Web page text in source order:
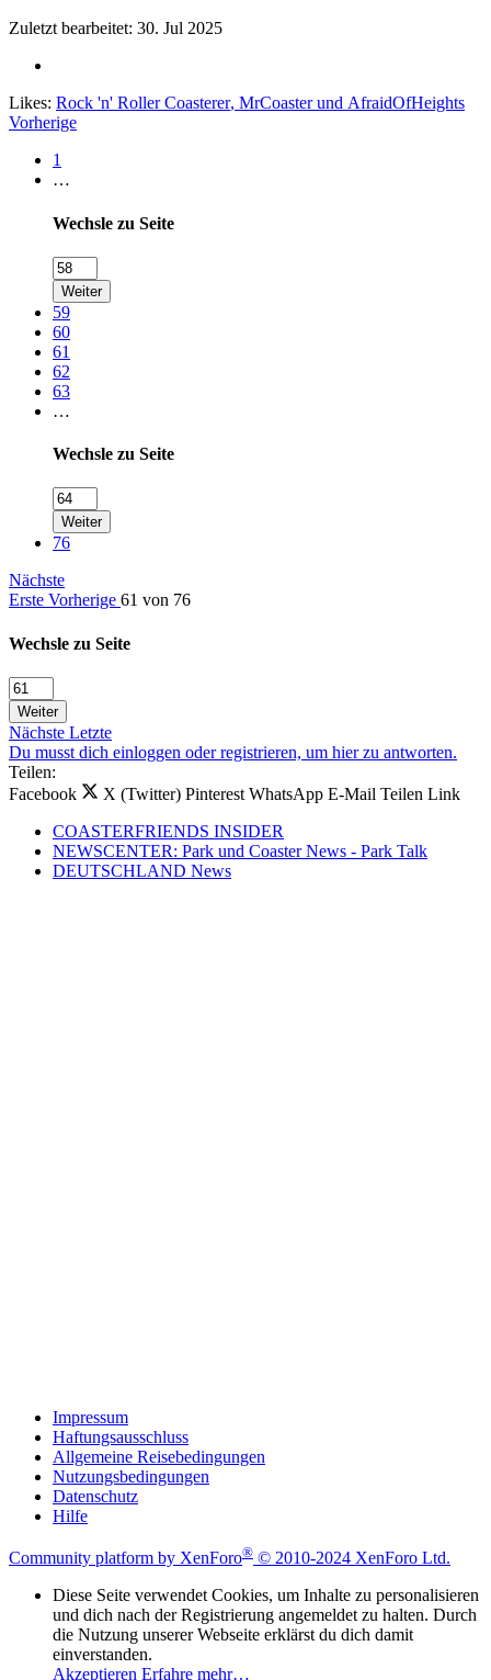
Zuletzt bearbeitet: 30. Jul 2025
Likes: Rock 'n' Roller Coasterer, MrCoasterund AfraidOfHeights
Vorherige
1
…
Wechsle zu Seite
Weiter
59
60
61
62
63
…
Wechsle zu Seite
Weiter
76
Nächste
Erste Vorherige 61 von 76
Wechsle zu Seite
Weiter
Nächste Letzte
Du musst dich einloggen oder registrieren, um hier zu antworten.
Teilen:
Facebook
X (Twitter) Pinterest WhatsApp E-Mail Teilen Link
COASTERFRIENDS INSIDER
NEWSCENTER: Park und Coaster News - Park Talk
DEUTSCHLAND News
Impressum
Haftungsausschluss
Allgemeine Reisebedingungen
Nutzungsbedingungen
Datenschutz
Hilfe
Community platform by XenForo® © 2010-2024 XenForo Ltd.
Diese Seite verwendet Cookies, um Inhalte zu personalisieren
und dich nach der Registrierung angemeldet zu halten. Durch
die Nutzung unserer Webseite erklärst du dich damit
einverstanden.
Akzeptieren Erfahre mehr…